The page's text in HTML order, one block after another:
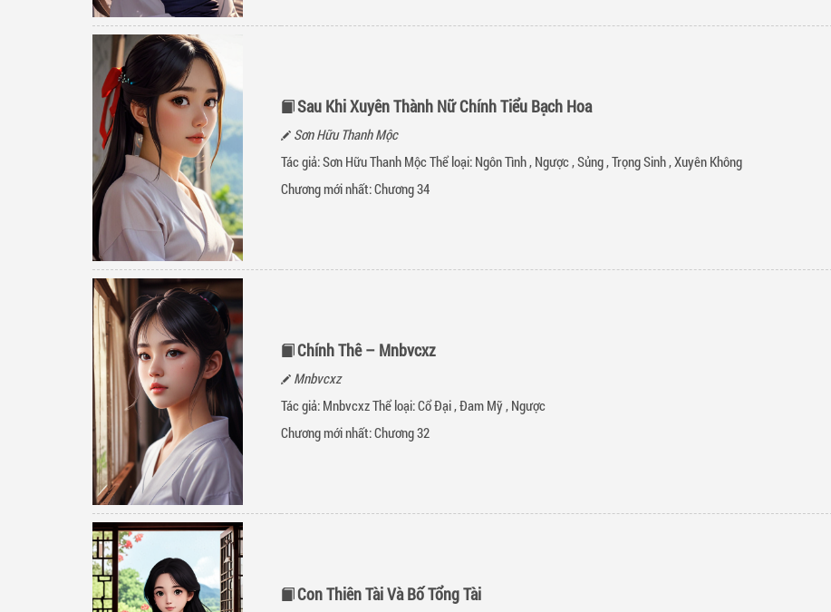
Sau Khi Xuyên Thành Nữ Chính Tiểu Bạch Hoa
Sơn Hữu Thanh Mộc
Tác giả: Sơn Hữu Thanh Mộc Thể loại: Ngôn Tình, Ngược,Sủng,Trọng Sinh,Xuyên Không
Chương mới nhất:Chương 34
Chính Thê – Mnbvcxz
Mnbvcxz
Tác giả: Mnbvcxz Thể loại:Cổ Đại,Đam Mỹ, Ngược
Chương mới nhất:Chương 32
Con Thiên Tài Và Bố Tổng Tài